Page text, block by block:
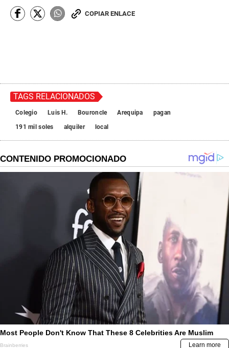
COPIAR ENLACE
TAGS RELACIONADOS
Colegio Luis H. Bouroncle Arequipa
pagan
191 mil soles
alquiler local